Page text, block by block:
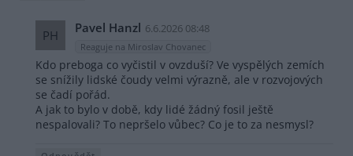
PH Pavel Hanzl 6.6.2026 08:48
Reaguje na Miroslav Chovanec
Kdo preboga co vyčistil v ovzduší? Ve vyspělých zemích
se snížily lidské čoudy velmi výrazně, ale v rozvojových
se čadí pořád.
A jak to bylo v době, kdy lidé žádný fosil ještě
nespalovali? To nepršelo vůbec? Co je to za nesmysl?